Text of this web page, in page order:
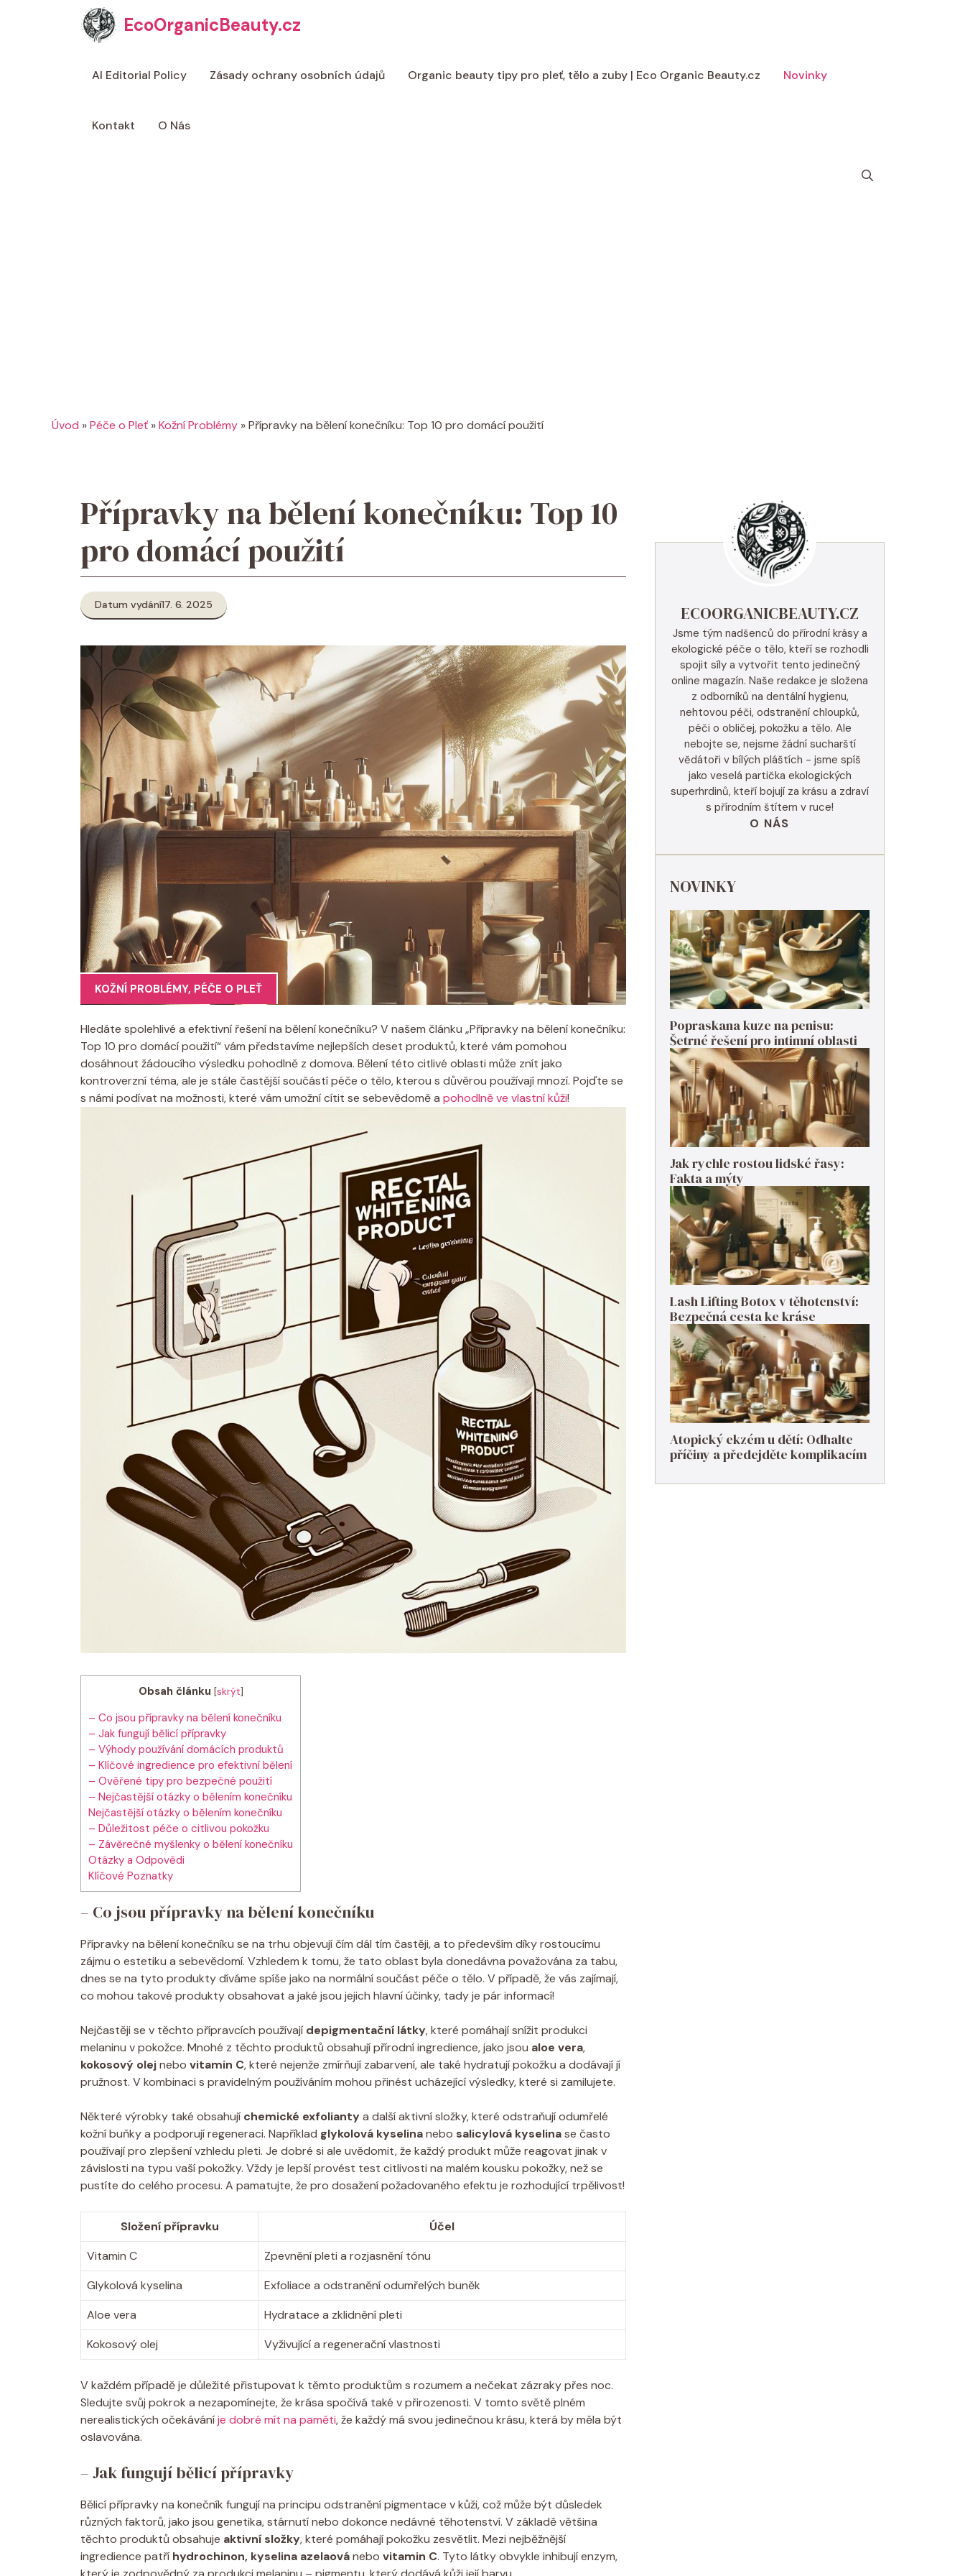
EcoOrganicBeauty.cz
AI Editorial Policy Zásady ochrany osobních údajů Organic beauty tipy pro pleť, tělo a zuby | Eco Organic Beauty.cz Novinky
Kontakt O Nás
Úvod »Péče o Pleť »Kožní Problémy »Přípravky na bělení konečníku: Top 10 pro domácí použití
Přípravky na bělení konečníku: Top 10
pro domácí použití
Datum vydání17. 6. 2025
KOŽNÍ PROBLÉMY, PÉČE O PLEŤ
Hledáte spolehlivé a efektivní řešení na bělení konečníku? V našem článku „Přípravky na bělení konečníku:
Top 10 pro domácí použití“ vám představíme nejlepších deset produktů, které vám pomohou
dosáhnout žádoucího výsledku pohodlně z domova. Bělení této citlivé oblasti může znít jako
kontroverzní téma, ale je stále častější součástí péče o tělo, kterou s důvěrou používají mnozí. Pojďte se
s námi podívat na možnosti, které vám umožní cítit se sebevědomě a pohodlně ve vlastní kůži!
Obsah článku [skrýt]
– Co jsou přípravky na bělení konečníku
– Jak fungují bělicí přípravky
– Výhody používání domácích produktů
– Klíčové ingredience pro efektivní bělení
– Ověřené tipy pro bezpečné použití
– Nejčastější otázky o bělením konečníku
Nejčastější otázky o bělením konečníku
– Důležitost péče o citlivou pokožku
– Závěrečné myšlenky o bělení konečníku
Otázky a Odpovědi
Klíčové Poznatky
– Co jsou přípravky na bělení konečníku
Přípravky na bělení konečníku se na trhu objevují čím dál tím častěji, a to především díky rostoucímu
zájmu o estetiku a sebevědomí. Vzhledem k tomu, že tato oblast byla donedávna považována za tabu,
dnes se na tyto produkty díváme spíše jako na normální součást péče o tělo. V případě, že vás zajímají,
co mohou takové produkty obsahovat a jaké jsou jejich hlavní účinky, tady je pár informací!
Nejčastěji se v těchto přípravcích používají depigmentační látky, které pomáhají snížit produkci
melaninu v pokožce. Mnohé z těchto produktů obsahují přírodní ingredience, jako jsou aloe vera,
kokosový olejnebo vitamin C, které nejenže zmírňují zabarvení, ale také hydratují pokožku a dodávají jí
pružnost. V kombinaci s pravidelným používáním mohou přinést ucházející výsledky, které si zamilujete.
Některé výrobky také obsahují chemické exfoliantya další aktivní složky, které odstraňují odumřelé
kožní buňky a podporují regeneraci. Například glykolová kyselinanebo salicylová kyselinase často
používají pro zlepšení vzhledu pleti. Je dobré si ale uvědomit, že každý produkt může reagovat jinak v
závislosti na typu vaší pokožky. Vždy je lepší provést test citlivosti na malém kousku pokožky, než se
pustíte do celého procesu. A pamatujte, že pro dosažení požadovaného efektu je rozhodující trpělivost!
Složení přípravku
Účel
Vitamin C
Zpevnění pleti a rozjasnění tónu
Glykolová kyselina
Exfoliace a odstranění odumřelých buněk
Aloe vera
Hydratace a zklidnění pleti
Kokosový olej
Vyživující a regenerační vlastnosti
V každém případě je důležité přistupovat k těmto produktům s rozumem a nečekat zázraky přes noc.
Sledujte svůj pokrok a nezapomínejte, že krása spočívá také v přirozenosti. V tomto světě plném
nerealistických očekáváníje dobré mít na paměti, že každý má svou jedinečnou krásu, která by měla být
oslavována.
– Jak fungují bělicí přípravky
Bělicí přípravky na konečník fungují na principu odstranění pigmentace v kůži, což může být důsledek
různých faktorů, jako jsou genetika, stárnutí nebo dokonce nedávné těhotenství. V základě většina
těchto produktů obsahuje aktivní složky, které pomáhají pokožku zesvětlit. Mezi nejběžnější
ingredience patří hydrochinon, kyselina azelaovánebo vitamin C. Tyto látky obvykle inhibují enzym,
ECOORGANICBEAUTY.CZ
Jsme tým nadšenců do přírodní krásy a
ekologické péče o tělo, kteří se rozhodli
spojit síly a vytvořit tento jedinečný
online magazín. Naše redakce je složena
z odborníků na dentální hygienu,
nehtovou péči, odstranění chloupků,
péči o obličej, pokožku a tělo. Ale
nebojte se, nejsme žádní sucharští
vědátoři v bílých pláštích - jsme spíš
jako veselá partička ekologických
superhrdinů, kteří bojují za krásu a zdraví
s přírodním štítem v ruce!
O NÁS
NOVINKY
Popraskana kuze na penisu:
Šetrné řešení pro intimní oblasti
Jak rychle rostou lidské řasy:
Fakta a mýty
Lash Lifting Botox v těhotenství:
Bezpečná cesta ke kráse
Atopický ekzém u dětí: Odhalte
příčiny a předejděte komplikacím